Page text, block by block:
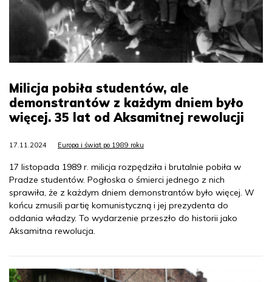
Milicja pobiła studentów, ale
demonstrantów z każdym dniem było
więcej. 35 lat od Aksamitnej rewolucji
17.11.2024 Europa i świat po 1989 roku
17 listopada 1989 r. milicja rozpędziła i brutalnie pobiła w
Pradze studentów. Pogłoska o śmierci jednego z nich
sprawiła, że z każdym dniem demonstrantów było więcej. W
końcu zmusili partię komunistyczną i jej prezydenta do
oddania władzy. To wydarzenie przeszło do historii jako
Aksamitna rewolucja.